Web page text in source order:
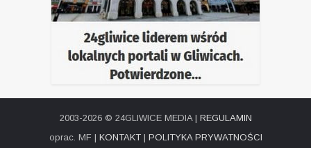
2003-2026 © 24GLIWICE MEDIA | REGULAMIN
oprac. MF | KONTAKT| POLITYKA PRYWATNOŚCI